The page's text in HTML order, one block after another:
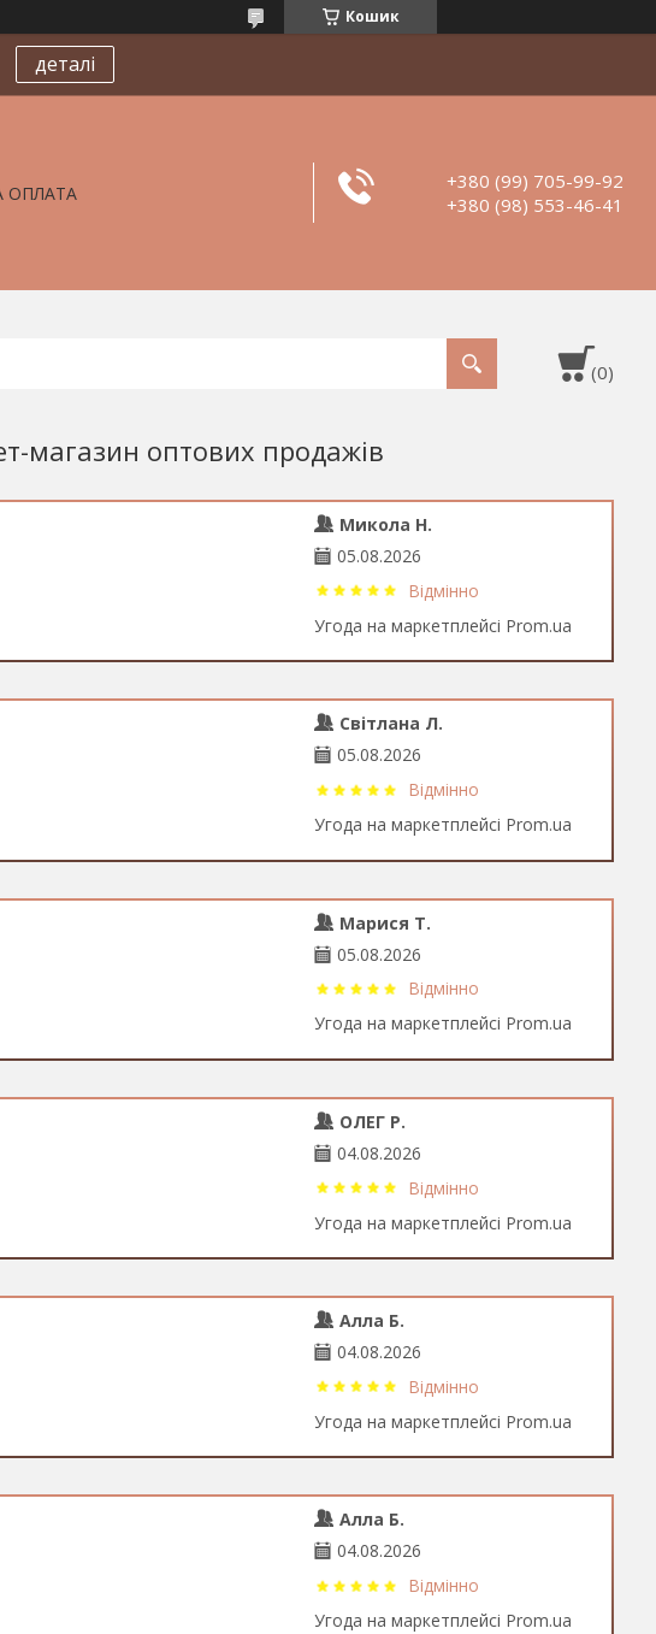
Кошик
деталі
ОПЛАТА
+380 (99) 705-99-92
+380 (98) 553-46-41
магазин оптових продажів
Микола Н.
05.08.2026
Відмінно
Угода на маркетплейсі Prom.ua
Світлана Л.
05.08.2026
Відмінно
Угода на маркетплейсі Prom.ua
Марися Т.
05.08.2026
Відмінно
Угода на маркетплейсі Prom.ua
ОЛЕГ Р.
04.08.2026
Відмінно
Угода на маркетплейсі Prom.ua
Алла Б.
04.08.2026
Відмінно
Угода на маркетплейсі Prom.ua
Алла Б.
04.08.2026
Відмінно
Угода на маркетплейсі Prom.ua